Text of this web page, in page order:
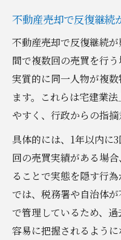
不動産売却で反復継続
不動産売却で反復継続
間で複数回の売買を行
実質的に同一人物が複
ます。これらは宅建業
やすく、行政からの指摘
具体的には、1年以内に
回の売買実績がある場
ることで実態を隠す行
では、税務署や自治体
で管理しているため、
容易に把握されるように